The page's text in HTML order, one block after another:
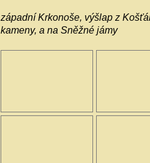
západní Krkonoše, výšlap z
kameny, a na Sněžné jámy